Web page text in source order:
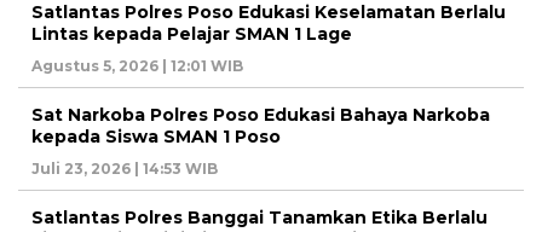
Satlantas Polres Poso Edukasi Keselamatan Berlalu
Lintas kepada Pelajar SMAN 1 Lage
Agustus 5, 2026 | 12:01 WIB
Sat Narkoba Polres Poso Edukasi Bahaya Narkoba
kepada Siswa SMAN 1 Poso
Juli 23, 2026 | 14:53 WIB
Satlantas Polres Banggai Tanamkan Etika Berlalu